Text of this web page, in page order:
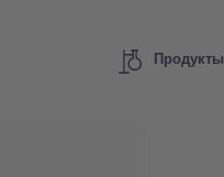
Продукты